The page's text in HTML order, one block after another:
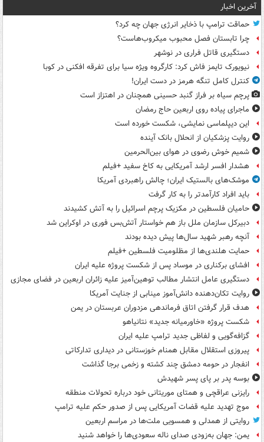
آخرین اخبار
حماقت ترامپ با ذخایر انرژی جهان چه کرد؟
چرا تابستان فصل محبوب میکروب‌هاست؟
دستگیری قاتل فراری در نوشهر
نیویورک تایمز فاش کرد: کارگروه ویژه سیا برای تفرقه افکنی در کوبا
کنترل کامل تنگه هرمز در دست ایران!
پرچم سیاه بر فراز گنبد حسینی همچنان در اهتزاز است
ماجرای پیاده روی اربعین حاج رمضان
این دیپلماسی نمایشی، شکست خورده است
روایت پزشکیان از انحلال بانک آینده
شمیم خوش رضوی در هوای بین‌الحرمین
هشدار افسر ارشد آمریکایی به کاخ سفید +فیلم
موشک‌های بالستیک ایران؛ چالش راهبردی آمریکا
باید افراد کارآمدتر را به کار گرفت
حامیان فلسطین در مکزیک پرچم اسرائیل را به آتش کشیدند
دبیرکل سازمان ملل باز هم خواستار آتش‌بس فوری در اوکراین شد
آنچه رهبر شهید سال‌ها پیش دیده بودند
حمایت هلندی‌ها از مظلومیت فلسطین +فیلم
افشای برکناری در موساد پس از شکست پروژه علیه ایران
دستگیری عامل انتشار مطالب توهین‌آمیز علیه زائران اربعین در فضای مجازی
روایت تکان‌دهنده دانش‌آموز مینابی از جنایت آمریکا
هدف قرار گرفتن اتاق‌ فرماندهی مزدوران عربستان در یمن
شکست پروژه «خاورمیانه جدید» نتانیاهو
گزافه‌گویی و لفاظی جدید ترامپ علیه ایران
پیروزی استقلال مقابل همنام خوزستانی در دیداری تدارکاتی
انفجار در حومه دمشق چند کشته و زخمی برجا گذاشت
بوسه‌ پدر بر پای پسر شهیدش
رایزنی عراقچی و همتای موریتانی خود درباره تحولات منطقه
موج تهدید علیه قضات آمریکایی پس از صدور حکم علیه ترامپ
روایتی از همدلی و همسویی ملت‌ها در مراسم اربعین
یمن: جهان به‌زودی صدای ناله سعودی‌ها را خواهد شنید